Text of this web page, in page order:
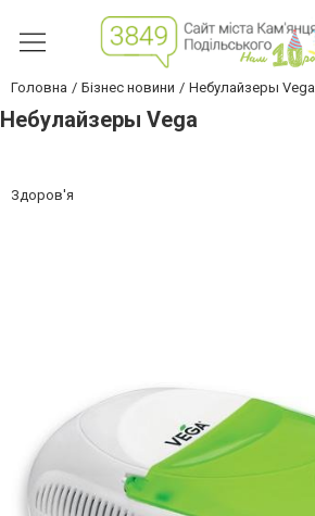
Головна Бізнес новини Небулайзеры Vega
Небулайзеры Vega
Здоров'я